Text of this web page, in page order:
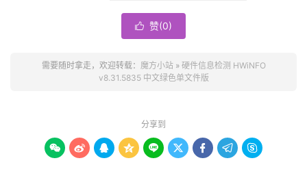
 赞(0)
需要随时拿走，欢迎转载： 魔方小站» 硬件信息检测 HWiNFO
v8.31.5835 中文绿色单文件版
分享到
        